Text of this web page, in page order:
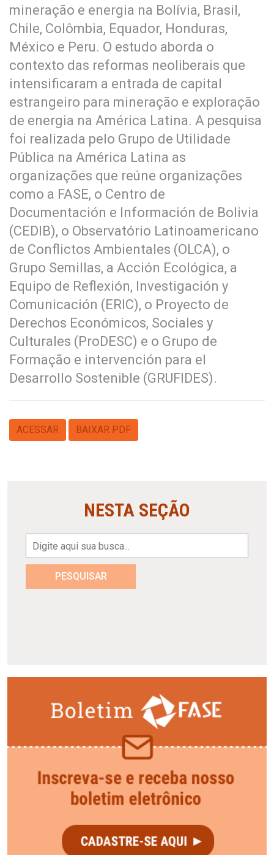
mineração e energia na Bolívia, Brasil,
Chile, Colômbia, Equador, Honduras,
México e Peru. O estudo aborda o
contexto das reformas neoliberais que
intensificaram a entrada de capital
estrangeiro para mineração e exploração
de energia na América Latina. A pesquisa
foi realizada pelo Grupo de Utilidade
Pública na América Latina as
organizações que reúne organizações
como a FASE, o Centro de
Documentación e Información de Bolivia
(CEDIB), o Observatório Latinoamericano
de Conflictos Ambientales (OLCA), o
Grupo Semillas, a Acción Ecológica, a
Equipo de Reflexión, Investigación y
Comunicación (ERIC), o Proyecto de
Derechos Económicos, Sociales y
Culturales (ProDESC) e o Grupo de
Formação e intervención para el
Desarrollo Sostenible (GRUFIDES).
ACESSAR BAIXAR PDF
NESTA SEÇÃO
PESQUISAR